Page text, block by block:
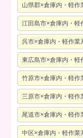
山県郡×倉庫内・軽
江田島市×倉庫内・軽
呉市×倉庫内・軽作業
東広島市×倉庫内・軽
竹原市×倉庫内・軽作
三原市×倉庫内・軽
尾道市×倉庫内・軽
中区×倉庫内・軽作業